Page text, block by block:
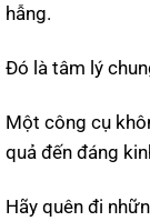
hẫng.
Đó là tâm lý
Một công cụ
quả đến đáng
Hãy quên đi